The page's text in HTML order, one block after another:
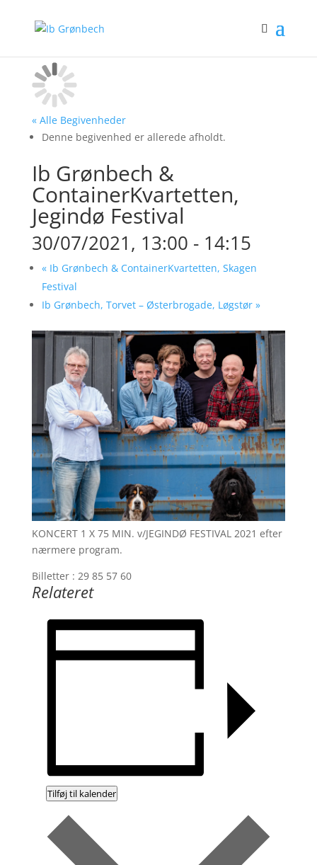
« Alle Begivenheder
Denne begivenhed er allerede afholdt.
Ib Grønbech &
ContainerKvartetten,
Jegindø Festival
30/07/2021, 13:00 - 14:15
«Ib Grønbech & ContainerKvartetten, Skagen
Festival
Ib Grønbech, Torvet – Østerbrogade, Løgstør »
KONCERT 1 X 75 MIN. v/JEGINDØ FESTIVAL 2021 efter
nærmere program.
Billetter : 29 85 57 60
Relateret
Tilføj til kalender